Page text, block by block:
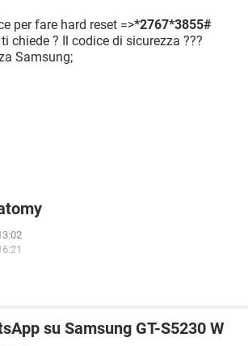
per fare hard reset =>*2767*3855#
chiede ? Il codice di sicurezza ???
Samsung;
su Samsung GT-S5230 W